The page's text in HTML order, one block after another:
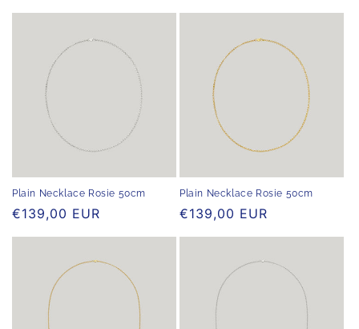
Preis
Preis
Plain Necklace Rosie 50cm
Normaler
Preis
€139,00 EUR
Plain Necklace Rosie 50cm
Normaler
Preis
€139,00 EUR